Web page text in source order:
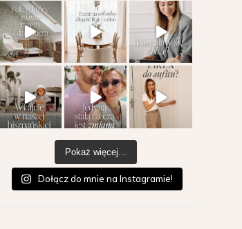
Pokaż więcej...
Dołącz do mnie na Instagramie!